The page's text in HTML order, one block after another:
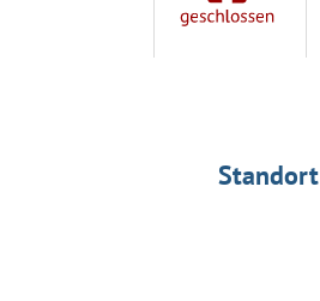
Standort